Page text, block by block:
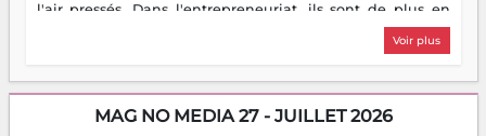
l'air pressés. Dans l'entrepreneuriat, ils sont de plus en
plus nombreux à se lancer, à créer, à risquer — souvent
sans filet, souvent sans aide, mais toujours avec cette
dorment vraiment la nuit. En culture, les nouvelles sont
encore meilleures. Aina Rasamoelina vient de décrocher le
Prix RFI Instrumental Afrique. Miangaly Elia rafle le Prix
Voir plus
MAG NO MEDIA 27 - JUILLET 2026